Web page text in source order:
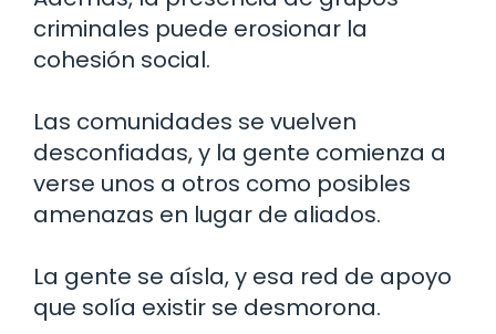
criminales puede erosionar la
cohesión social.
Las comunidades se vuelven
desconfiadas, y la gente comienza a
verse unos a otros como posibles
amenazas en lugar de aliados.
La gente se aísla, y esa red de apoyo
que solía existir se desmorona.